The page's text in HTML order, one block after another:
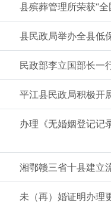
县殡葬管理所荣获“
县民政局举办全县低
民政部李立国部长一
平江县民政局积极开
办理《无婚姻登记记
湘鄂赣三省十县建立
未（再）婚证明办理